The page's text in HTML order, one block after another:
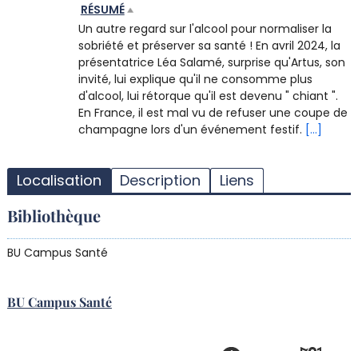
RÉSUMÉ
Un autre regard sur l'alcool pour normaliser la
sobriété et préserver sa santé ! En avril 2024, la
présentatrice Léa Salamé, surprise qu'Artus, son
invité, lui explique qu'il ne consomme plus
d'alcool, lui rétorque qu'il est devenu " chiant ".
En France, il est mal vu de refuser une coupe de
champagne lors d'un événement festif. [...]
Localisation Description Liens
Bibliothèque
BU Campus Santé
BU Campus Santé